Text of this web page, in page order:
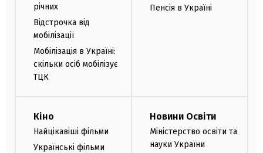
річних
Відстрочка від
мобілізації
Мобілізація в Україні:
скільки осіб мобілізує
ТЦК
Пенсія в Україні
Кіно
Найцікавіші фільми
Українські фільми
Новини Освіти
Міністерство освіти та
науки України